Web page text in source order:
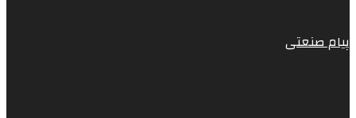
پیام صنعتی